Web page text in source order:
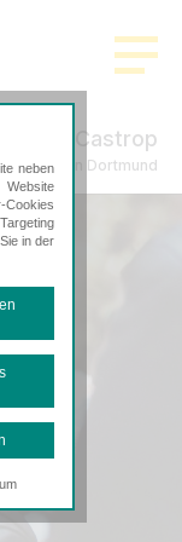
Castrop
in Dortmund
neben
Cookies
in der
um die